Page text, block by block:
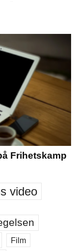
Frihetskamp
video
Film